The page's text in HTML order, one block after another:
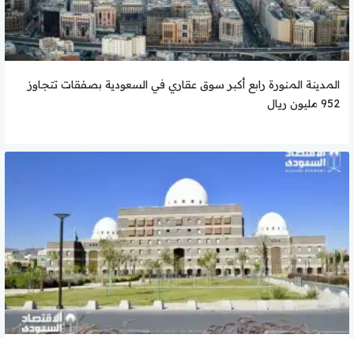
المدينة المنورة رابع أكبر سوق عقاري في السعودية بصفقات تتجاوز
952 مليون ريال